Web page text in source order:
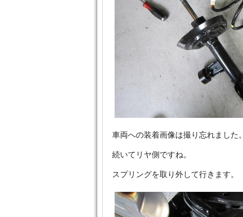
車両への装着画像は撮り忘れました。
続いてリヤ側ですね。
スプリングを取り外して行きます。